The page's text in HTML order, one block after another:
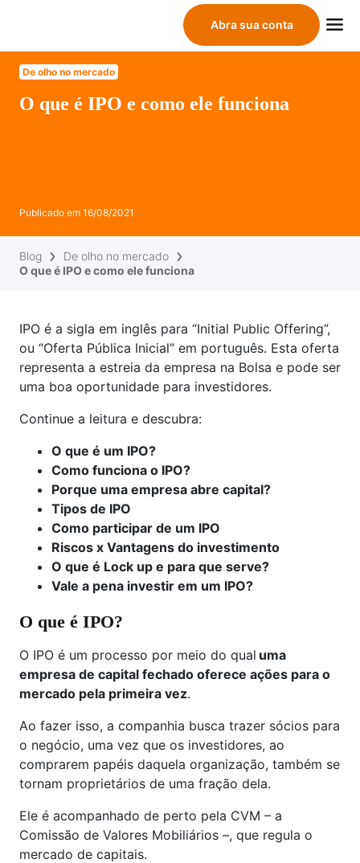
Abra sua conta
De olho no mercado
O que é IPO e como ele funciona
Publicado em 16/08/2021
Blog
De olho no mercado
O que é IPO e como ele funciona
IPO é a sigla em inglês para “Initial Public Offering”,
ou “Oferta Pública Inicial” em português. Esta oferta
representa a estreia da empresa na Bolsa e pode ser
uma boa oportunidade para investidores.
Continue a leitura e descubra:
O que é um IPO?
Como funciona o IPO?
Porque uma empresa abre capital?
Tipos de IPO
Como participar de um IPO
Riscos x Vantagens do investimento
O que é Lock up e para que serve?
Vale a pena investir em um IPO?
O que é IPO?
O IPO é um processo por meio do qual uma
empresa de capital fechado oferece ações para o
mercado pela primeira vez.
Ao fazer isso, a companhia busca trazer sócios para
o negócio, uma vez que os investidores, ao
comprarem papéis daquela organização, também se
tornam proprietários de uma fração dela.
Ele é acompanhado de perto pela CVM – a
Comissão de Valores Mobiliários –, que regula o
mercado de capitais.